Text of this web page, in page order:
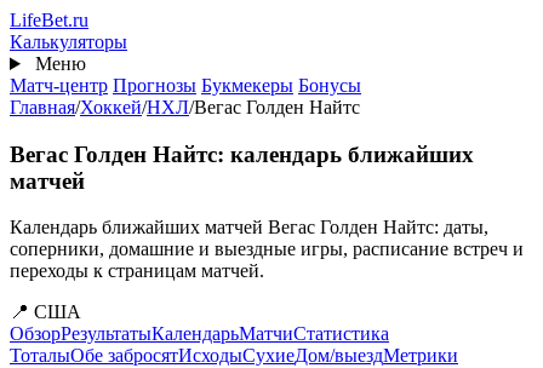
Перейти
к
основному
содержанию
LifeBet.ru
Калькуляторы
Меню
Матч-центр Прогнозы Букмекеры Бонусы
Главная/Хоккей/НХЛ/Вегас Голден Найтс
Вегас Голден Найтс: календарь ближайших
матчей
Календарь ближайших матчей Вегас Голден Найтс: даты,
соперники, домашние и выездные игры, расписание встреч и
переходы к страницам матчей.
📍 США
ОбзорРезультатыКалендарьМатчиСтатистика
ТоталыОбе забросятИсходыСухиеДом/выездМетрики